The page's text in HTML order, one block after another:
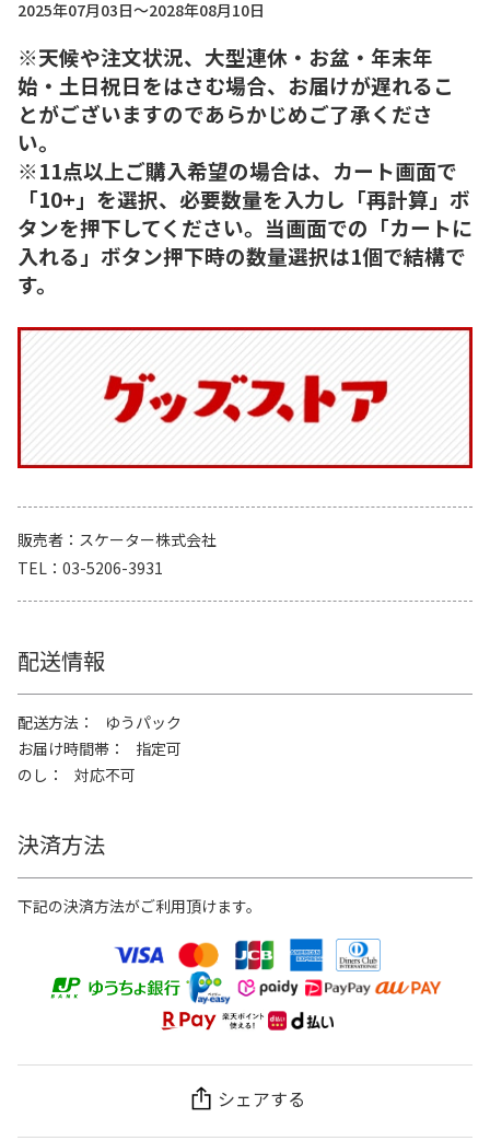
2025年07月03日～2028年08月10日
※天候や注文状況、大型連休・お盆・年末年
始・土日祝日をはさむ場合、お届けが遅れるこ
とがございますのであらかじめご了承くださ
い。
※11点以上ご購入希望の場合は、カート画面で
「10+」を選択、必要数量を入力し「再計算」ボ
タンを押下してください。当画面での「カートに
入れる」ボタン押下時の数量選択は1個で結構で
す。
販売者
スケーター株式会社
TEL
03-5206-3931
配送情報
配送方法
ゆうパック
お届け時間帯
指定可
のし
対応不可
決済方法
下記の決済方法がご利用頂けます。
シェアする